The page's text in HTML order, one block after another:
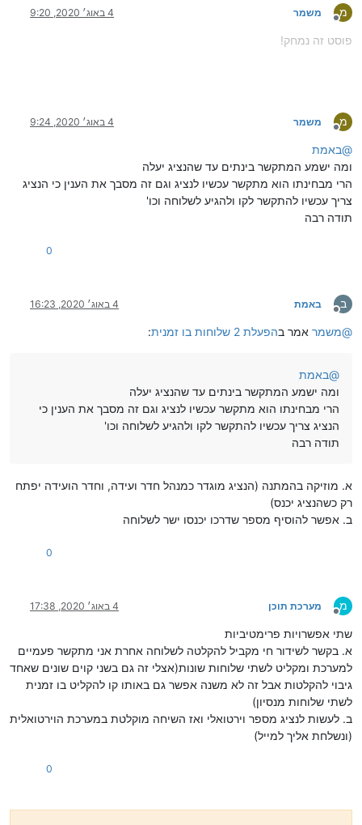
מ
מנותק
משמר 4 באוג׳ 2020, 9:20
פוסט זה נמחק!
מ
מנותק
משמר 4 באוג׳ 2020, 9:24
@באמת
ומה ישמע המתקשר בינתים עד שהנציג יעלה
הרי מבחינתו הוא מתקשר עכשיו לנציג וגם זה מסבך את הענין כי הנציג
צריך עכשיו להתקשר לקו ולהגיע לשלוחה וכו'
תודה רבה
0
ב
מנותק
באמת 4 באוג׳ 2020, 16:23
@משמר אמר בהפעלת 2 שלוחות בו זמנית :
@באמת
ומה ישמע המתקשר בינתים עד שהנציג יעלה
הרי מבחינתו הוא מתקשר עכשיו לנציג וגם זה מסבך את הענין כי
הנציג צריך עכשיו להתקשר לקו ולהגיע לשלוחה וכו'
תודה רבה
א. מוזיקה בהמתנה (הנציג מוגדר כמנהל חדר ועידה, וחדר הועידה יפתח
רק כשהנציג יכנס)
ב. אפשר להוסיף מספר שדרכו יכנסו ישר לשלוחה
0
מ
מנותק
מערכת תוכן 4 באוג׳ 2020, 17:38
שתי אפשרויות פרימטיביות
א. בקשר לשידור חי מקביל להקלטה לשלוחה אחרת אני מתקשר פעמיים
למערכת ומקליט לשתי שלוחות שונות(אצלי זה גם בשני קוים שונים שאחד
גיבוי להקלטות אבל זה לא משנה אפשר גם באותו קו להקליט בו זמנית
לשתי שלוחות מנסיון)
ב. לעשות לנציג מספר וירטואלי ואז השיחה מוקלטת במערכת הוירטואלית
(ונשלחת אליך למייל)
0